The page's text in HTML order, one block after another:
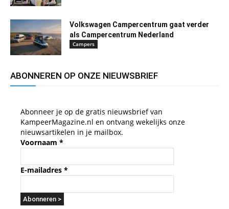
Volkswagen Campercentrum gaat verder
als Campercentrum Nederland
Campers
ABONNEREN OP ONZE NIEUWSBRIEF
Abonneer je op de gratis nieuwsbrief van
KampeerMagazine.nl en ontvang wekelijks onze
nieuwsartikelen in je mailbox.
Voornaam *
E-mailadres *